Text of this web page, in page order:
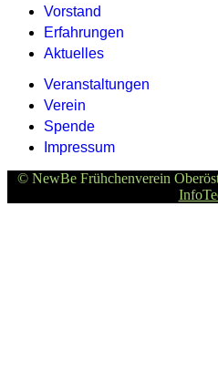
Vorstand
Erfahrungen
Aktuelles
Veranstaltungen
Verein
Spende
Impressum
© NewBe Frühchenverein